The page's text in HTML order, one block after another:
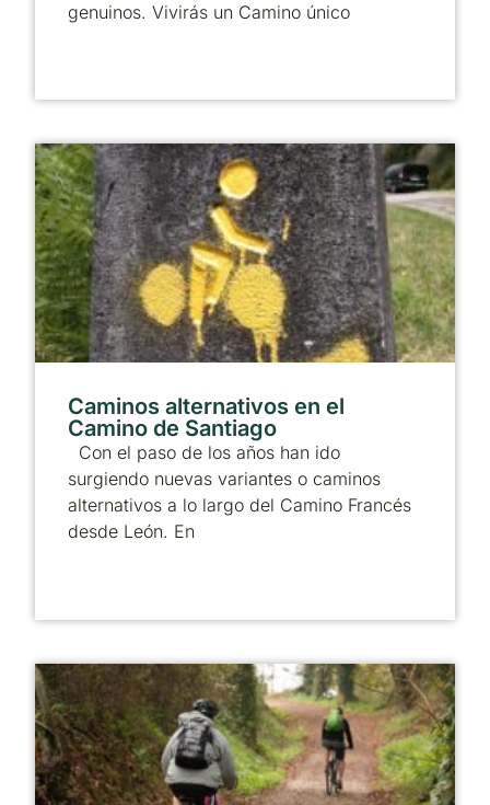
genuinos. Vivirás un Camino único
Caminos alternativos en el
Camino de Santiago
Con el paso de los años han ido
surgiendo nuevas variantes o caminos
alternativos a lo largo del Camino Francés
desde León. En